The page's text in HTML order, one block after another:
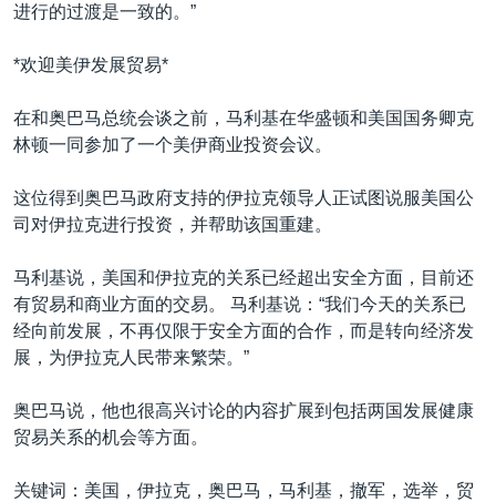
进行的过渡是一致的。”
*欢迎美伊发展贸易*
在和奥巴马总统会谈之前，马利基在华盛顿和美国国务卿克
林顿一同参加了一个美伊商业投资会议。
这位得到奥巴马政府支持的伊拉克领导人正试图说服美国公
司对伊拉克进行投资，并帮助该国重建。
马利基说，美国和伊拉克的关系已经超出安全方面，目前还
有贸易和商业方面的交易。 马利基说：“我们今天的关系已
经向前发展，不再仅限于安全方面的合作，而是转向经济发
展，为伊拉克人民带来繁荣。”
奥巴马说，他也很高兴讨论的内容扩展到包括两国发展健康
贸易关系的机会等方面。
关键词：美国，伊拉克，奥巴马，马利基，撤军，选举，贸